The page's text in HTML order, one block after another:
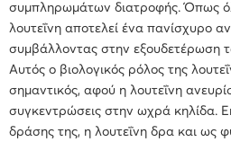
συμπληρωμάτων διατροφής. Όπως
λουτεΐνη αποτελεί ένα πανίσχυρο
συμβάλλοντας στην εξουδετέρωση
Αυτός ο βιολογικός ρόλος της
σημαντικός, αφού η λουτεΐνη
συγκεντρώσεις στην ωχρά κηλίδα.
δράσης της, η λουτεΐνη δρα και ως